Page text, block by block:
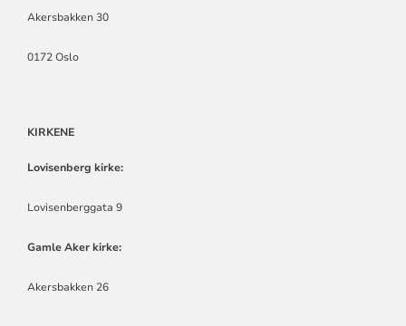
Akersbakken 30
0172 Oslo
KIRKENE
Lovisenberg kirke:
Lovisenberggata 9
Gamle Aker kirke:
Akersbakken 26